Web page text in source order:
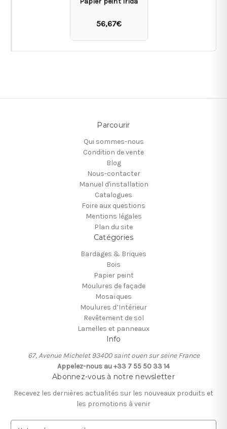
56,67€
Parcourir
Qui sommes-nous
Condition de vente
Blog
Nous-contacter
Manuel d'installation
Catalogues
Foire aux questions
Mentions légales
Plan du site
Catégories
Bardages & Briques
Bois
Papier peint
Moulures de façade
Mosaïques
Moulures d’Intérieur
Revêtement de sol
Lamelles et panneaux
Info
67, Avenue Michelet 93400 saint ouen sur seine France
Appelez-nous au +33 7 55 50 33 14
Abonnez-vous à notre newsletter
Recevez les dernières actualités sur les nouveaux produits et
les promotions à venir